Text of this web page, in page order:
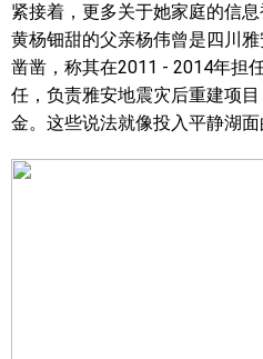
紧接着，更多关于她家庭的信
黄杨钿甜的父亲杨伟曾是四川
凿凿，称其在2011 - 2014年担
任，负责雅安地震灾后重建项
金。这些说法就像投入平静湖面